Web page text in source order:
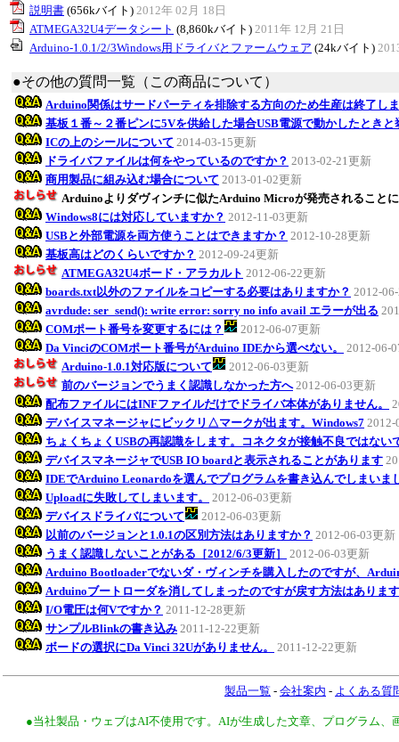
説明書 (656kバイト) 2012年 02月 18日
ATMEGA32U4データシート (8,860kバイト) 2011年 12月 21日
Arduino-1.0.1/2/3Windows用ドライバとファームウェア (24kバイト)
●その他の質問一覧（この商品について）
Arduino関係はサードパーティを排除する方向のため生産は終了し
基板１番～２番ピンに5Vを供給した場合USB電源で動かしたとき
ICの上のシールについて 2014-03-15更新
ドライバファイルは何をやっているのですか？ 2013-02-21更新
商用製品に組み込む場合について 2013-01-02更新
Arduinoよりダヴィンチに似たArduino Microが発売されること
Windows8には対応していますか？ 2012-11-03更新
USBと外部電源を両方使うことはできますか？ 2012-10-28更新
基板高はどのくらいですか？ 2012-09-24更新
ATMEGA32U4ボード・アラカルト 2012-06-22更新
boards.txt以外のファイルをコピーする必要はありますか？ 2012-
avrdude: ser_send(): write error: sorry no info avail エラーが出る
COMポート番号を変更するには？
2012-06-07更新
Da VinciのCOMポート番号がArduino IDEから選べない。
2012-06-
Arduino-1.0.1対応版について
2012-06-03更新
前のバージョンでうまく認識しなかった方へ 2012-06-03更新
配布ファイルにはINFファイルだけでドライバ本体がありません。
デバイスマネージャにビックリ△マークが出ます。Windows7 2012-
ちょくちょくUSBの再認識をします。コネクタが接触不良ではない
デバイスマネージャでUSB IO boardと表示されることがあります
IDEでArduino Leonardoを選んでプログラムを書き込んでしまいま
Uploadに失敗してしまいます。
2012-06-03更新
デバイスドライバについて
2012-06-03更新
以前のバージョンと1.0.1の区別方法はありますか？ 2012-06-03更新
うまく認識しないことがある［2012/6/3更新］
2012-06-03更新
Arduino Bootloaderでないダ・ヴィンチを購入したのですが、
Arduinoブートローダを消してしまったのですが戻す方法はありま
I/O電圧は何Vですか？ 2011-12-28更新
サンプルBlinkの書き込み 2011-12-22更新
ボードの選択にDa Vinci 32Uがありません。
2011-12-22更新
製品一覧 - 会社案内 - よくある質
●当社製品・ウェブはAI不使用です。AIが生成した文章、プログラム